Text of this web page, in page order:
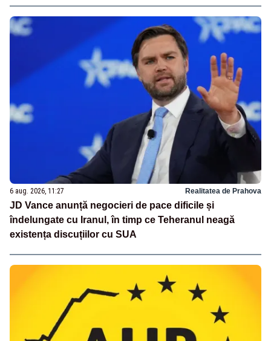
6 aug. 2026, 11:27 Realitatea de Prahova
JD Vance anunță negocieri de pace dificile și
îndelungate cu Iranul, în timp ce Teheranul neagă
existența discuțiilor cu SUA